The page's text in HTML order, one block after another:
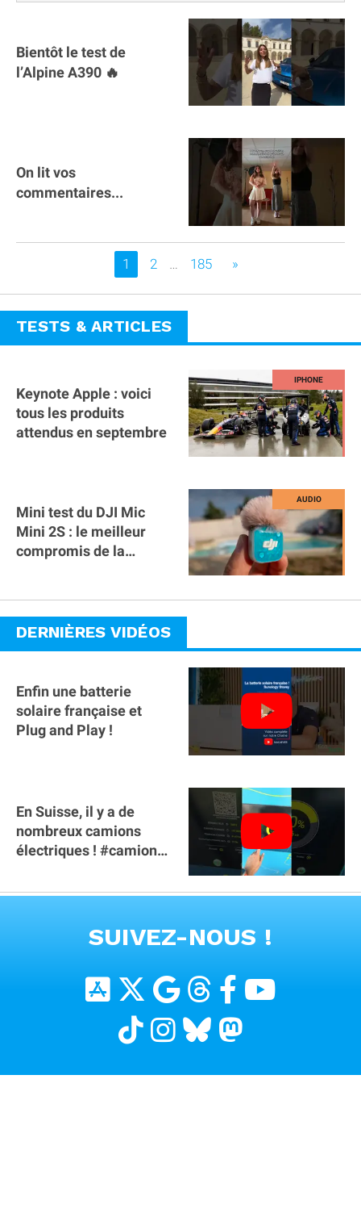
Bientôt le test de
l’Alpine A390 🔥
On lit vos
commentaires...
Vous êtes sur la page
1 2 … 185 »
TESTS & ARTICLES
Keynote Apple : voici
tous les produits
attendus en septembre
Mini test du DJI Mic
Mini 2S : le meilleur
compromis de la
DERNIÈRES VIDÉOS
Enfin une batterie
solaire française et
Plug and Play !
En Suisse, il y a de
nombreux camions
électriques ! #camion
#voitureelectrique
SUIVEZ-NOUS !